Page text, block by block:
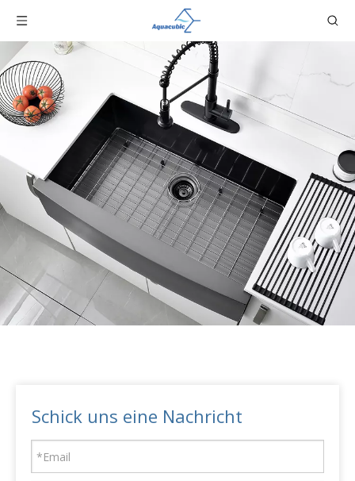
Schick uns eine Nachricht